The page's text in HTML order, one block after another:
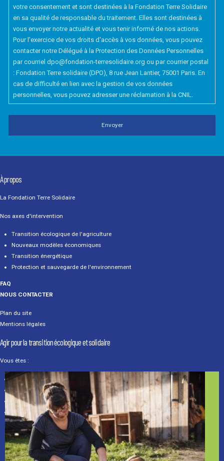
votre consentement et sont destinées à la Fondation Terre Solidaire
en sa qualité de responsable du traitement. Elles sont destinées à
vous envoyer notre actualité et vous tenir informé de nos actions.
Pour l'exercice de vos droits d'accès à vos données, vous pouvez
contacter notre Délégué à la Protection des Données Personnelles
par courriel dpo@fondation-terresolidaire.org ou par courrier postal
: Fondation Terre solidaire (DPO), 8 rue Jean Lantier, 75001 Paris. En
cas de difficulté en lien avec la gestion de vos données
personnelles, vous pouvez adresser une réclamation à la CNIL.
À propos
La Fondation Terre Solidaire
Nos axes d'intervention
Transition écologique de l'agriculture
Nouveaux modèles économiques
Transition énergétique
Protection et sauvegarde de l'environnement
FAQ
NOUS CONTACTER
Plan du site
Mentions légales
Agir pour la transition écologique et solidaire
Vous êtes :
Un particulier
Une association
Une entreprise
Un média